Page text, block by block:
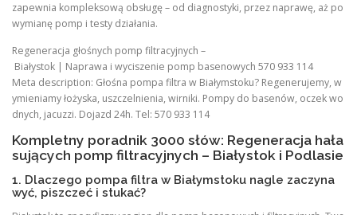
zapewnia kompleksową obsługę – od diagnostyki, przez naprawę, aż po
wymianę pomp i testy działania.
Regeneracja głośnych pomp filtracyjnych –
Białystok | Naprawa i wyciszenie pomp basenowych 570 933 114
Meta description: Głośna pompa filtra w Białymstoku? Regenerujemy, w
ymieniamy łożyska, uszczelnienia, wirniki. Pompy do basenów, oczek wo
dnych, jacuzzi. Dojazd 24h. Tel: 570 933 114
Kompletny poradnik 3000 słów: Regeneracja hała
sujących pomp filtracyjnych – Białystok i Podlasie
1. Dlaczego pompa filtra w Białymstoku nagle zaczyna
wyć, piszczeć i stukać?